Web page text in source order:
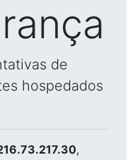
de
hospedados
,